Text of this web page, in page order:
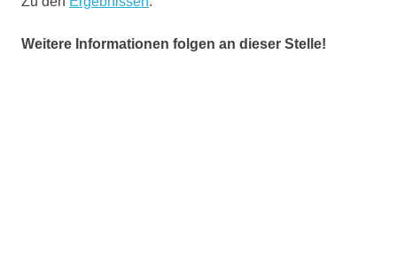
Weitere Informationen folgen an dieser Stelle!